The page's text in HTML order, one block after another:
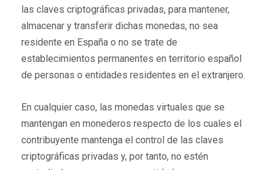
las claves criptográficas privadas, para mantener,
almacenar y transferir dichas monedas, no sea
residente en España o no se trate de
establecimientos permanentes en territorio español
de personas o entidades residentes en el extranjero.
En cualquier caso, las monedas virtuales que se
mantengan en monederos respecto de los cuales el
contribuyente mantenga el control de las claves
criptográficas privadas y, por tanto, no estén